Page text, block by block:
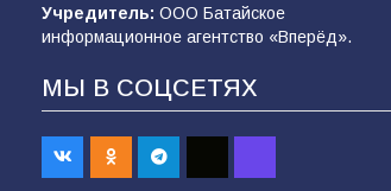
Учредитель: ООО Батайское
информационное агентство «Вперёд».
МЫ В СОЦСЕТЯХ